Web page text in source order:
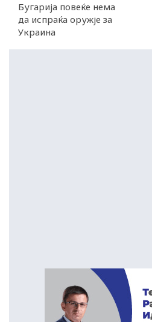
Бугарија повеќе нема
да испраќа оружје за
Украина